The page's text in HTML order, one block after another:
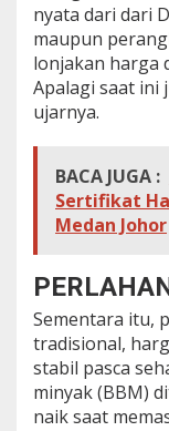
nyata dari dari
maupun
lonjakan harga
Apalagi saat ini
ujarnya.
BACA JUGA :
Sertifikat
Medan Johor
Sementara itu,
tradisional,
stabil pasca
minyak (BBM)
naik saat